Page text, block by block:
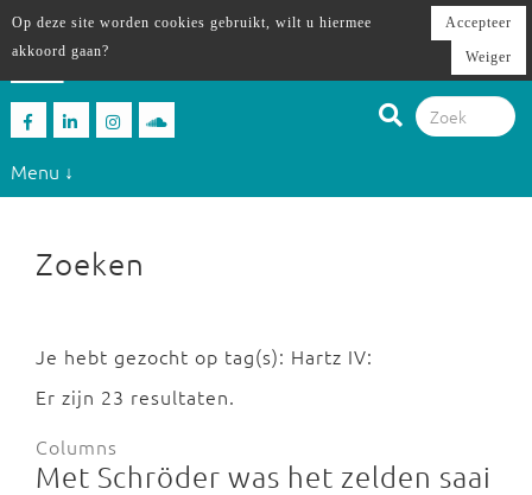
Menu ↓
Zoeken
Je hebt gezocht op tag(s): Hartz IV:
Er zijn 23 resultaten.
Columns
Met Schröder was het zelden saai
Op deze site worden cookies gebruikt, wilt u hiermee
akkoord gaan?
Accepteer
Weiger